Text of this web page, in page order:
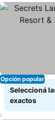
Opción popular
Seleccioná
exactos